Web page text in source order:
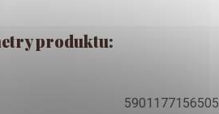
produktu:
5901177156505